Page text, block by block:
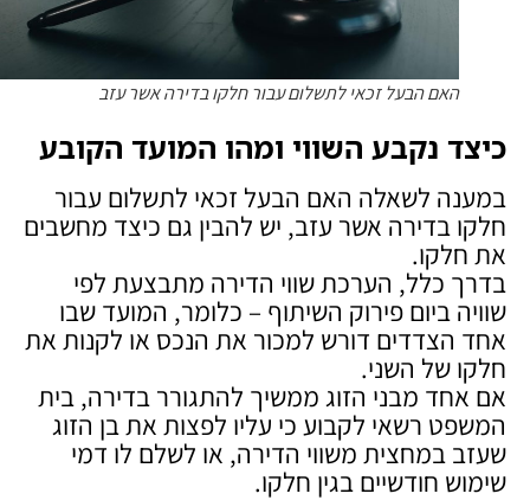
האם הבעל זכאי לתשלום עבור חלקו בדירה אשר עזב
כיצד נקבע השווי ומהו המועד הקובע
במענה לשאלה האם הבעל זכאי לתשלום עבור
חלקו בדירה אשר עזב, יש להבין גם כיצד מחשבים
את חלקו.
בדרך כלל, הערכת שווי הדירה מתבצעת לפי
שוויה ביום פירוק השיתוף – כלומר, המועד שבו
אחד הצדדים דורש למכור את הנכס או לקנות את
חלקו של השני.
אם אחד מבני הזוג ממשיך להתגורר בדירה, בית
המשפט רשאי לקבוע כי עליו לפצות את בן הזוג
שעזב במחצית משווי הדירה, או לשלם לו דמי
שימוש חודשיים בגין חלקו.